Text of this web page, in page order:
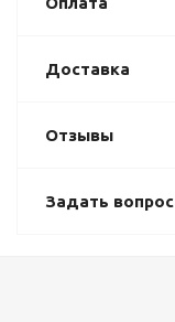
Доставка
Отзывы
Задать вопрос